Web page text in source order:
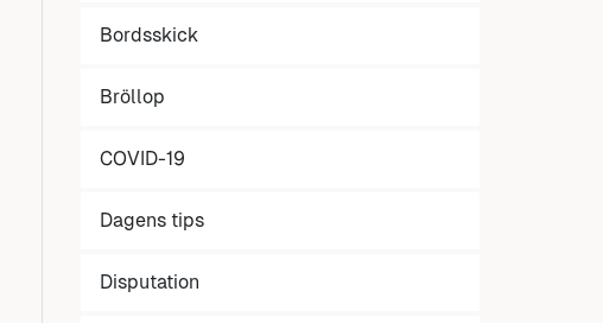
Bordsskick
Bröllop
COVID-19
Dagens tips
Disputation